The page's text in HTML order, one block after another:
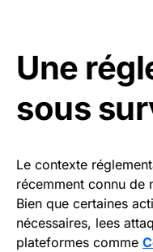
Une
sous
Le contexte
récemment connu de
Bien que certaines
nécessaires, lees
plateformes comme